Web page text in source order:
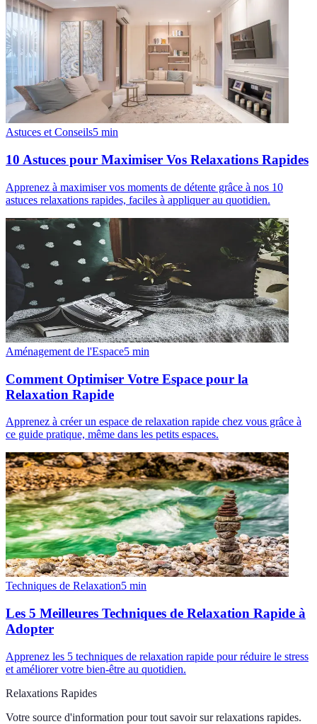
Astuces et Conseils5 min
10 Astuces pour Maximiser Vos Relaxations Rapides
Apprenez à maximiser vos moments de détente grâce à nos 10
astuces relaxations rapides, faciles à appliquer au quotidien.
Aménagement de l'Espace5 min
Comment Optimiser Votre Espace pour la
Relaxation Rapide
Apprenez à créer un espace de relaxation rapide chez vous grâce à
ce guide pratique, même dans les petits espaces.
Techniques de Relaxation5 min
Les 5 Meilleures Techniques de Relaxation Rapide à
Adopter
Apprenez les 5 techniques de relaxation rapide pour réduire le stress
et améliorer votre bien-être au quotidien.
Relaxations Rapides
Votre source d'information pour tout savoir sur relaxations rapides.